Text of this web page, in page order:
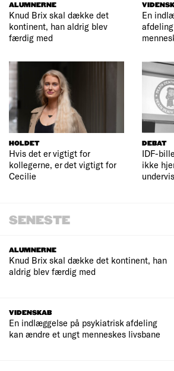
ALUMNERNE
Knud Brix skal dække det
kontinent, han aldrig blev
færdig med
En
HOLDET
Hvis det er vigtigt for
kollegerne, er det vigtigt for
Cecilie
DEBAT
IDF-
ikke
SENESTE
ALUMNERNE
Knud Brix skal dække det kontinent, han
aldrig blev færdig med
VIDENSKAB
En indlæggelse på psykiatrisk afdeling
kan ændre et ungt menneskes livsbane